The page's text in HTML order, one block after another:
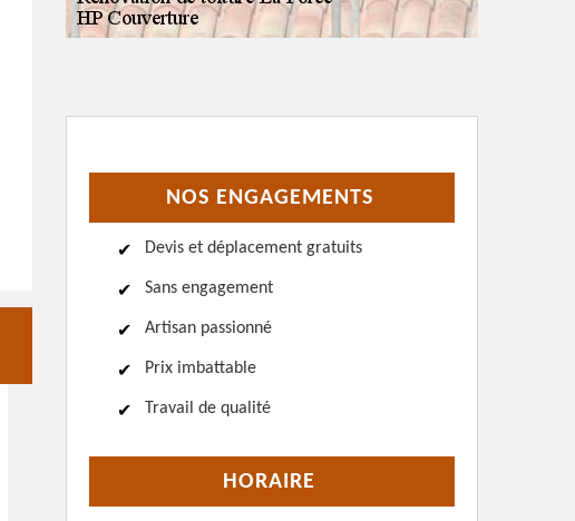
NOS ENGAGEMENTS
Devis et déplacement gratuits
Sans engagement
Artisan passionné
Prix imbattable
Travail de qualité
HORAIRE